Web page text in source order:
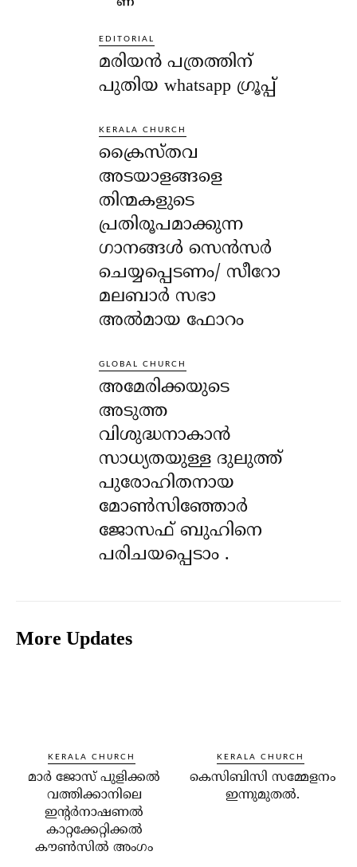
EDITORIAL
മരിയൻ പത്രത്തിന്
പുതിയ whatsapp ഗ്രൂപ്പ്
KERALA CHURCH
ക്രൈസ്തവ
അടയാളങ്ങളെ
തിന്മകളുടെ
പ്രതിരൂപമാക്കുന്ന
ഗാനങ്ങൾ സെൻസർ
ചെയ്യപ്പെടണം/ സീറോ
മലബാർ സഭാ
അൽമായ ഫോറം
GLOBAL CHURCH
അമേരിക്കയുടെ
അടുത്ത
വിശുദ്ധനാകാൻ
സാധ്യതയുള്ള ദുലുത്ത്
പുരോഹിതനായ
മോൺസിഞ്ഞോർ
ജോസഫ് ബുഹിനെ
പരിചയപ്പെടാം .
More Updates
KERALA CHURCH
മാര്‍ ജോസ് പുളിക്കല്‍
വത്തിക്കാനിലെ
ഇന്റര്‍നാഷണല്‍
കാറ്റക്കേറ്റിക്കല്‍
കൗണ്‍സില്‍ അംഗം
KERALA CHURCH
കെസിബിസി സമ്മേളനം
ഇന്നുമുതല്‍.